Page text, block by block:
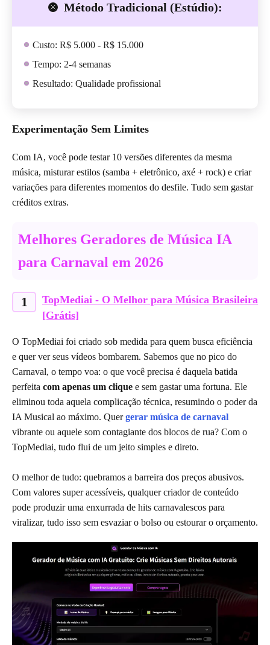
Método Tradicional (Estúdio):
Custo: R$ 5.000 - R$ 15.000
Tempo: 2-4 semanas
Resultado: Qualidade profissional
Experimentação Sem Limites
Com IA, você pode testar 10 versões diferentes da mesma
música, misturar estilos (samba + eletrônico, axé + rock) e criar
variações para diferentes momentos do desfile. Tudo sem gastar
créditos extras.
Melhores Geradores de Música IA
para Carnaval em 2026
1
TopMediai - O Melhor para Música Brasileira
[Grátis]
O TopMediai foi criado sob medida para quem busca eficiência
e quer ver seus vídeos bombarem. Sabemos que no pico do
Carnaval, o tempo voa: o que você precisa é daquela batida
perfeita com apenas um clique e sem gastar uma fortuna. Ele
eliminou toda aquela complicação técnica, resumindo o poder da
IA Musical ao máximo. Quergerar música de carnaval
vibrante ou aquele som contagiante dos blocos de rua? Com o
TopMediai, tudo flui de um jeito simples e direto.
O melhor de tudo: quebramos a barreira dos preços abusivos.
Com valores super acessíveis, qualquer criador de conteúdo
pode produzir uma enxurrada de hits carnavalescos para
viralizar, tudo isso sem esvaziar o bolso ou estourar o orçamento.